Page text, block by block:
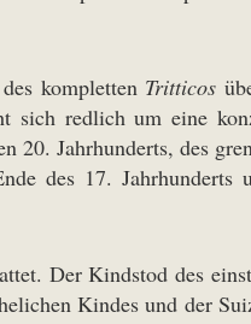
kompletten Tritticos
sich redlich um eine
20. Jahrhunderts, des
des 17. Jahrhunderts
Der Kindstod des
Kindes und der